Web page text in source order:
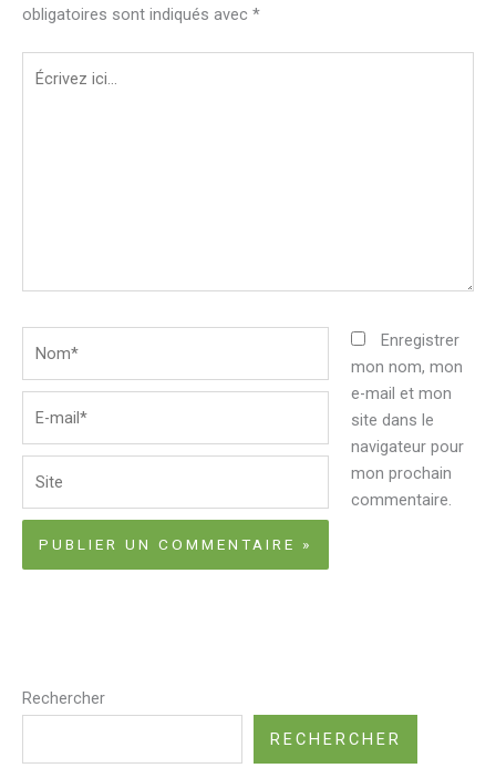
obligatoires sont indiqués avec *
Écrivez
mail*
Enregistrer
mon nom, mon
e-mail et mon
site dans le
navigateur pour
mon prochain
commentaire.
Rechercher
RECHERCHER